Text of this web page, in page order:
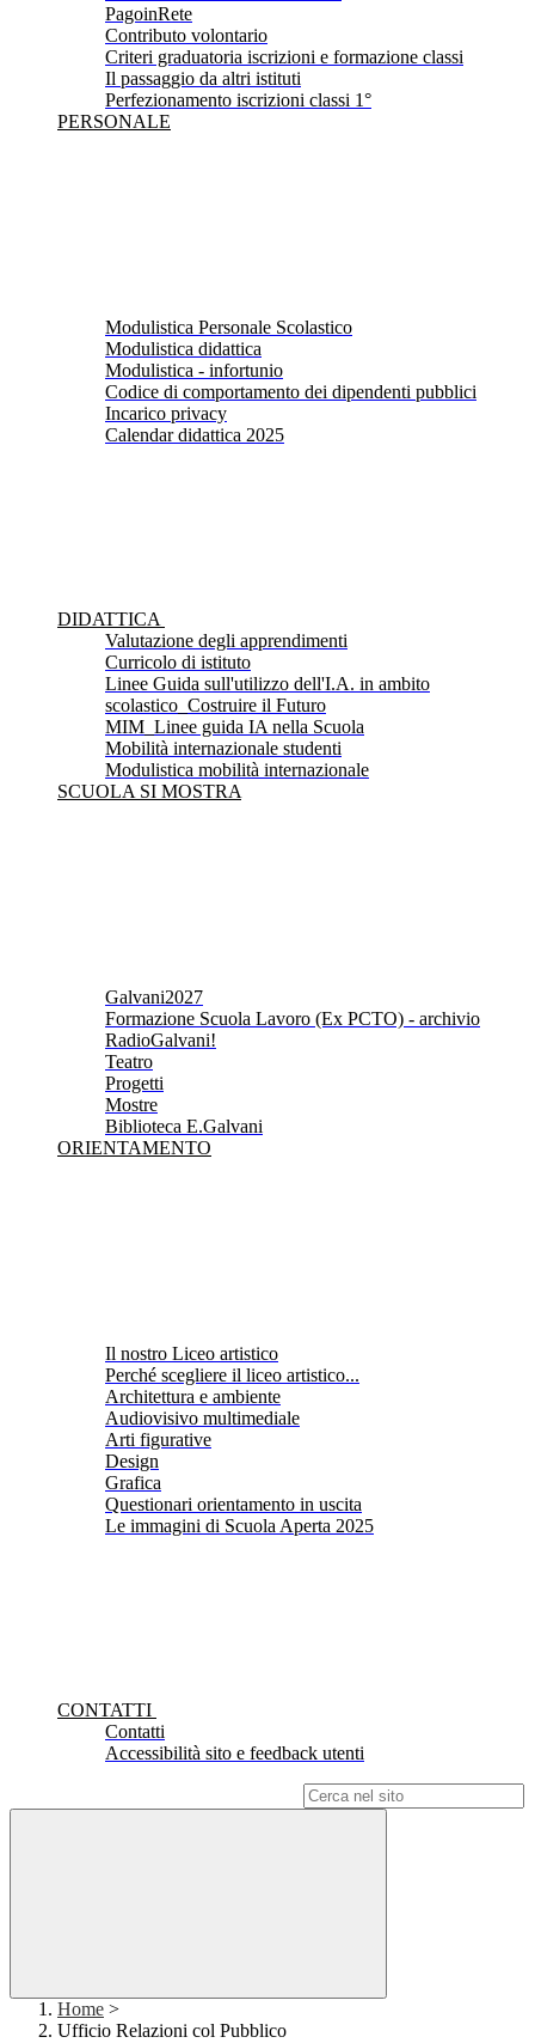
PagoinRete
Contributo volontario
Criteri graduatoria iscrizioni e formazione classi
Il passaggio da altri istituti
Perfezionamento iscrizioni classi 1°
PERSONALE
Modulistica Personale Scolastico
Modulistica didattica
Modulistica - infortunio
Codice di comportamento dei dipendenti pubblici
Incarico privacy
Calendar didattica 2025
DIDATTICA
Valutazione degli apprendimenti
Curricolo di istituto
Linee Guida sull'utilizzo dell'I.A. in ambito
scolastico_Costruire il Futuro
MIM_Linee guida IA nella Scuola
Mobilità internazionale studenti
Modulistica mobilità internazionale
SCUOLA SI MOSTRA
Galvani2027
Formazione Scuola Lavoro (Ex PCTO) - archivio
RadioGalvani!
Teatro
Progetti
Mostre
Biblioteca E.Galvani
ORIENTAMENTO
Il nostro Liceo artistico
Perché scegliere il liceo artistico...
Architettura e ambiente
Audiovisivo multimediale
Arti figurative
Design
Grafica
Questionari orientamento in uscita
Le immagini di Scuola Aperta 2025
CONTATTI
Contatti
Accessibilità sito e feedback utenti
Home >
Ufficio Relazioni col Pubblico